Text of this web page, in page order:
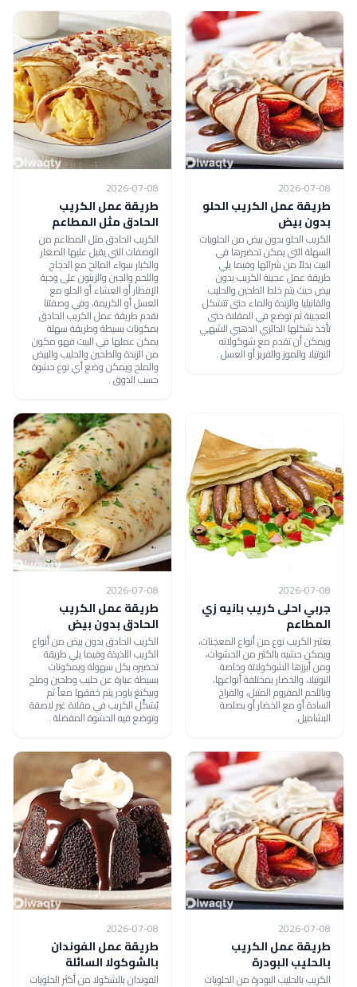
2026-07-08
طريقة عمل الكريب الحلو
بدون بيض
الكريب الحلو بدون بيض من الحلويات
السهلة التي يمكن تحضيرها في
البيت بدلاً من شرائها وفيما يلي
طريقة عمل عجينة الكريب بدون
بيض حيث يتم خلط الطحين والحليب
والفانيليا والزبدة والماء حتى تتشكل
العجينة ثم توضع في المقلاة حتى
تأخذ شكلها الدائري الذهبي الشهي
ويمكن أن تقدم مع شوكولاته
النوتيلا والموز والفريز أو العسل .
2026-07-08
طريقة عمل الكريب
الحادق مثل المطاعم
الكريب الحادق مثل المطاعم من
الوصفات التي يقبل عليها الصغار
والكبار سواء المالح مع الدجاج
واللحم والجبن والزيتون على وجبة
الإفطار أو العشاء أو الحلو مع
العسل أو الكريمة، وفي وصفتنا
نقدم طريقة عمل الكريب الحادق
بمكونات بسيطة وطريقة سهلة
يمكن عملها في البيت فهو مكون
من الزبدة والطحين والحليب والبيض
والملح ويمكن وضع أي نوع حشوة
حسب الذوق .
2026-07-08
جربي احلى كريب بانيه زي
المطاعم
يعتبر الكريب نوع من أنواع المعجنات،
ويمكن حشيه بالكثير من الحشوات،
ومن أبرزها الشوكولاتة وخاصة
النوتيلا، والخضار بمختلفة أنواعها،
وباللحم المفروم المتبل، والفراخ
السادة أو مع الخضار أو بصلصة
البشاميل.
2026-07-08
طريقة عمل الكريب
الحادق بدون بيض
الكريب الحادق بدون بيض من أنواع
الكريب اللذيذة وفيما يلي طريقة
تحضيره بكل سهولة وبمكونات
بسيطة عبارة عن حليب وطحين وملح
وبيكنغ باودر يتم خفقها معاً ثم
يُشكَّل الكريب في مقلاة غير لاصقة
وتوضع فيه الحشوة المفضلة .
2026-07-08
طريقة عمل الكريب
بالحليب البودرة
الكريب بالحليب البودرة من الحلويات
2026-07-08
طريقة عمل الفوندان
بالشوكولا السائلة
الفوندان بالشكولا من أكثر الحلويات